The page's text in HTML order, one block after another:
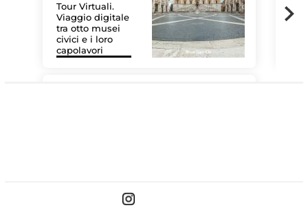
Tour Virtuali.
Viaggio digitale
tra otto musei
civici e i loro
capolavori